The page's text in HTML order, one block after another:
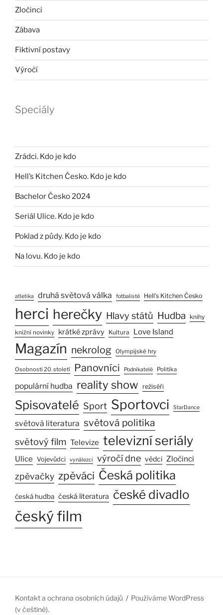
Zločinci
Zábava
Fiktivní postavy
Výročí
Speciály
Zrádci. Kdo je kdo
Hell’s Kitchen Česko. Kdo je kdo
Bachelor Česko 2024
Seriál Ulice. Kdo je kdo
Poklad z půdy. Kdo je kdo
Na lovu. Kdo je kdo
atletika druhá světová válka fotbalisté Hell’s Kitchen Česko
herci herečky Hlavy států Hudba knihy
knižní novinky krátké zprávy Kultura Love Island
Magazín nekrolog Olympijské hry
Osobnosti 20. století Panovníci Podnikatelé Politika
populární hudba reality show režiséři
Spisovatelé Sport Sportovci StarDance
světová literatura světová politika
světový film Televize televizní seriály
Ulice Vojevůdci vynálezci výročí dne vědci Zločinci
zpěvačky zpěváci Česká politika
česká hudba česká literatura české divadlo
český film
Kontakt a ochrana osobních údajů
Používáme WordPress
(v češtině).